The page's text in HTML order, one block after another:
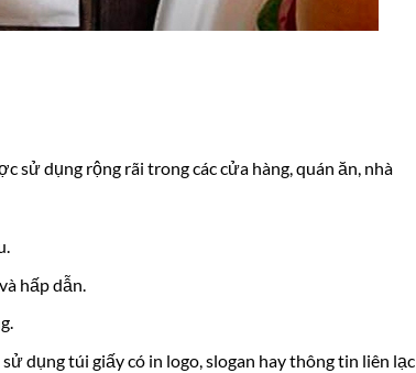
dụng rộng rãi trong các cửa hàng, quán ăn, nhà
hấp dẫn.
dụng túi giấy có in logo, slogan hay thông tin liên lạc